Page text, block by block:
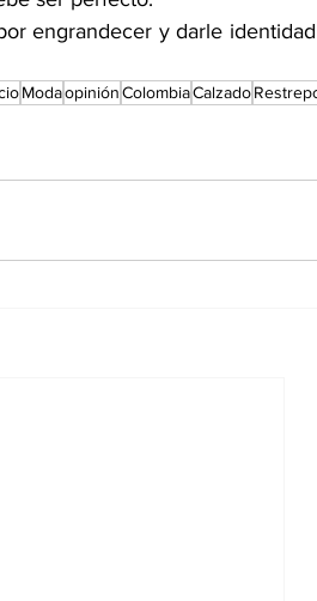
engrandecer y darle
ModaopiniónColombiaCalzado